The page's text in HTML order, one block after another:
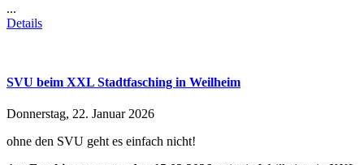
...
Details
SVU beim XXL Stadtfasching in Weilheim
Donnerstag, 22. Januar 2026
ohne den SVU geht es einfach nicht!